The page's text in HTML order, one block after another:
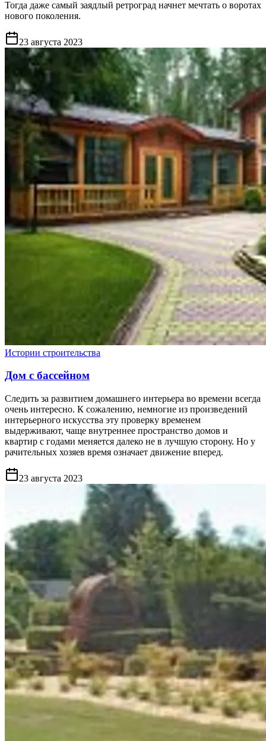
Тогда даже самый заядлый ретроград начнет мечтать о воротах
нового поколения.
23 августа 2023
Истории строительства
Дом с бассейном
Следить за развитием домашнего интерьера во времени всегда
очень интересно. К сожалению, немногие из произведений
интерьерного искусства эту проверку временем
выдерживают, чаще внутреннее пространство домов и
квартир с годами меняется далеко не в лучшую сторону. Но у
рачительных хозяев время означает движение вперед.
23 августа 2023